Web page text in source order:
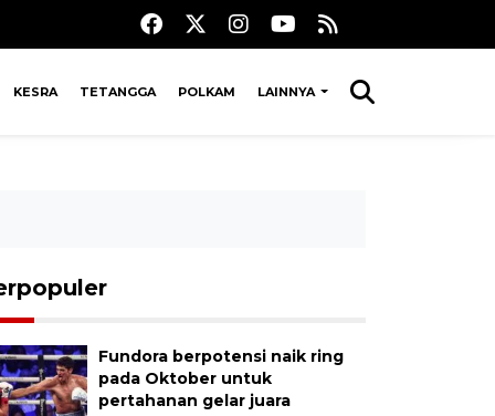
KESRA TETANGGA POLKAM LAINNYA
Fundora berpotensi naik ring
pada Oktober untuk
pertahanan gelar juara